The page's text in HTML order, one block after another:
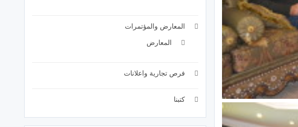
المعارض والمؤتمرات
المعارض
فرص تجارية واعلانات
كتبنا